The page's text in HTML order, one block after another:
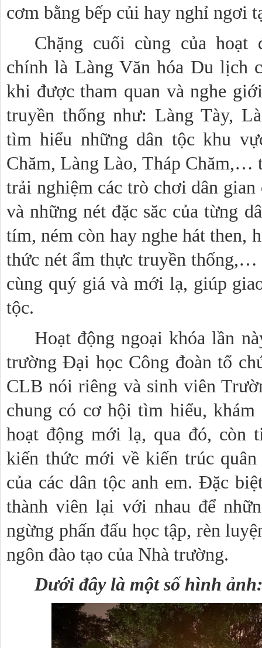
cơm bằng bếp củi hay nghỉ ngơi
Chặng cuối cùng của hoạt
chính là Làng Văn hóa Du lịch
khi được tham quan và nghe
truyền thống như: Làng Tày,
tìm hiểu những dân tộc khu
Chăm, Làng Lào, Tháp
trải nghiệm các trò chơi dân gian
và những nét đặc săc của từng
tím, ném còn hay nghe hát then,
thức nét ẩm thực truyền
cùng quý giá và mới lạ, giúp
tộc.
Hoạt động ngoại khóa lần
trường Đại học Công đoàn tổ
CLB nói riêng và sinh viên
chung có cơ hội tìm hiểu,
hoạt động mới lạ, qua đó, còn
kiến thức mới về kiến trúc
của các dân tộc anh em. Đặc
thành viên lại với nhau để
ngừng phấn đấu học tập, rèn
ngôn đào tạo của Nhà trường.
Dưới đây là một số hình